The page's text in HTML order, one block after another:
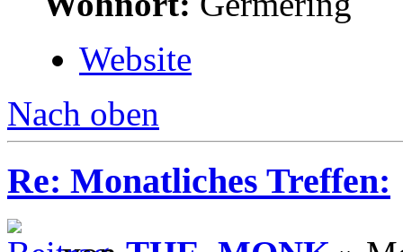
Website
Nach oben
Re: Monatliches Treffen: